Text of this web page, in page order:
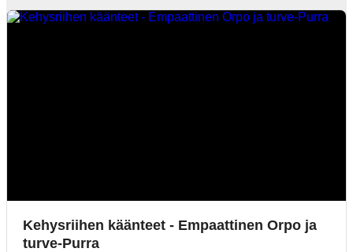
Kehysriihen käänteet - Empaattinen Orpo ja
turve-Purra